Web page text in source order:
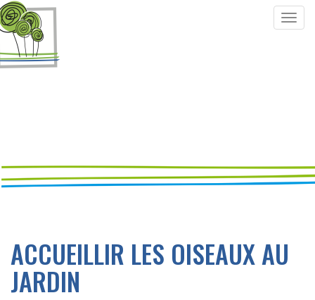
ACCUEILLIR LES OISEAUX AU
JARDIN